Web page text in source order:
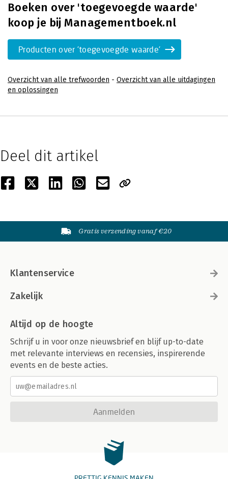
Boeken over 'toegevoegde waarde'
koop je bij Managementboek.nl
Producten over 'toegevoegde waarde'
Overzicht van alle trefwoorden - Overzicht van alle uitdagingen
en oplossingen
Deel dit artikel
Gratis verzending vanaf €20
Klantenservice
Zakelijk
Altijd op de hoogte
Schrijf u in voor onze nieuwsbrief en blijf up-to-date
met relevante interviews en recensies, inspirerende
events en de beste acties.
Aanmelden